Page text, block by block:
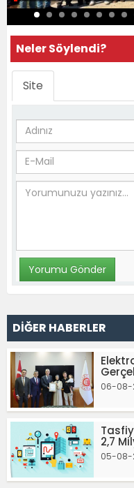
Neler Söylendi?
Site
DİĞER HABERLER
06-08-
2,7
05-08-